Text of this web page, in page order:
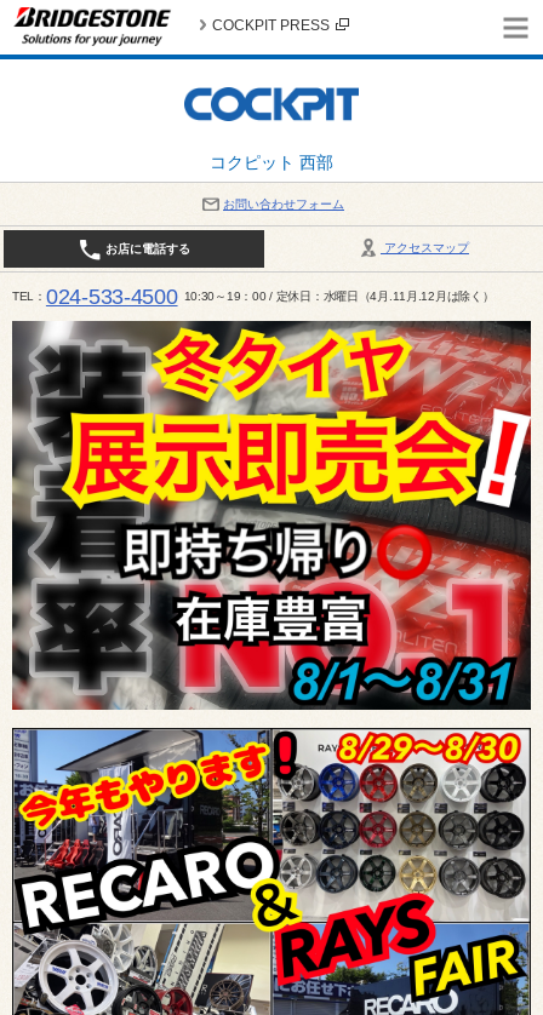
コクピット 西部
COCKPIT PRESS
お問い合わせフォーム
アクセスマップ
お店に電話する
TEL 024-533-4500 10:30～19：00 / 定休日：水曜日（4月.11月.12月